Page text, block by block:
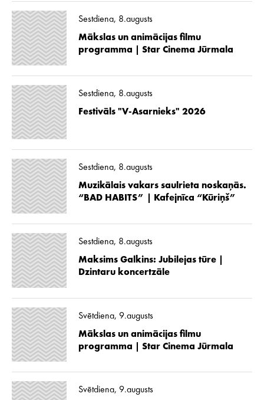
Sestdiena, 8.augusts
Mākslas un animācijas filmu
programma | Star Cinema Jūrmala
Sestdiena, 8.augusts
Festivāls "V-Asarnieks" 2026
Sestdiena, 8.augusts
Muzikālais vakars saulrieta noskaņās.
“BAD HABITS” | Kafejnīca “Kūriņš”
Sestdiena, 8.augusts
Maksims Galkins: Jubilejas tūre |
Dzintaru koncertzāle
Svētdiena, 9.augusts
Mākslas un animācijas filmu
programma | Star Cinema Jūrmala
Svētdiena, 9.augusts